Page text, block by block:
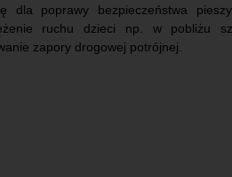
dla poprawy bezpieczeństwa
ruchu dzieci np. w pobliżu
zapory drogowej potrójnej.